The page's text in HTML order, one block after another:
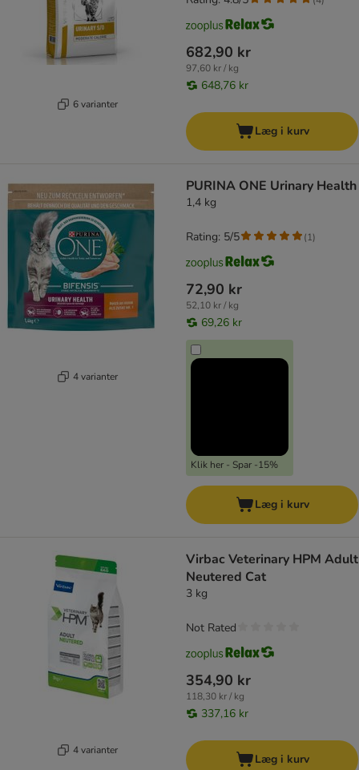
6 varianter
682,90 kr
97,60 kr / kg
648,76 kr
Læg i kurv
4 varianter
PURINA ONE Urinary Health
1,4 kg
72,90 kr
52,10 kr / kg
69,26 kr
Klik her - Spar -15%
Rating: 5/5 (1)
Læg i kurv
4 varianter
Virbac Veterinary HPM Adult
Neutered Cat
3 kg
354,90 kr
118,30 kr / kg
337,16 kr
Not Rated
Læg i kurv